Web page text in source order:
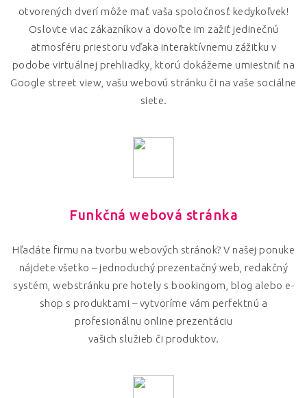
otvorených dverí môže mať vaša spoločnosť kedykoľvek!
Oslovte viac zákazníkov a dovoľte im zažiť jedinečnú
atmosféru priestoru vďaka interaktívnemu zážitku v
podobe virtuálnej prehliadky, ktorú dokážeme umiestniť na
Google street view, vašu webovú stránku či na vaše sociálne
siete.
Funkčná webová stránka
Hľadáte firmu na tvorbu webových stránok? V našej ponuke
nájdete všetko – jednoduchý prezentačný web, redakčný
systém, webstránku pre hotely s bookingom, blog alebo e-
shop s produktami – vytvoríme vám perfektnú a
profesionálnu online prezentáciu
vašich služieb či produktov.